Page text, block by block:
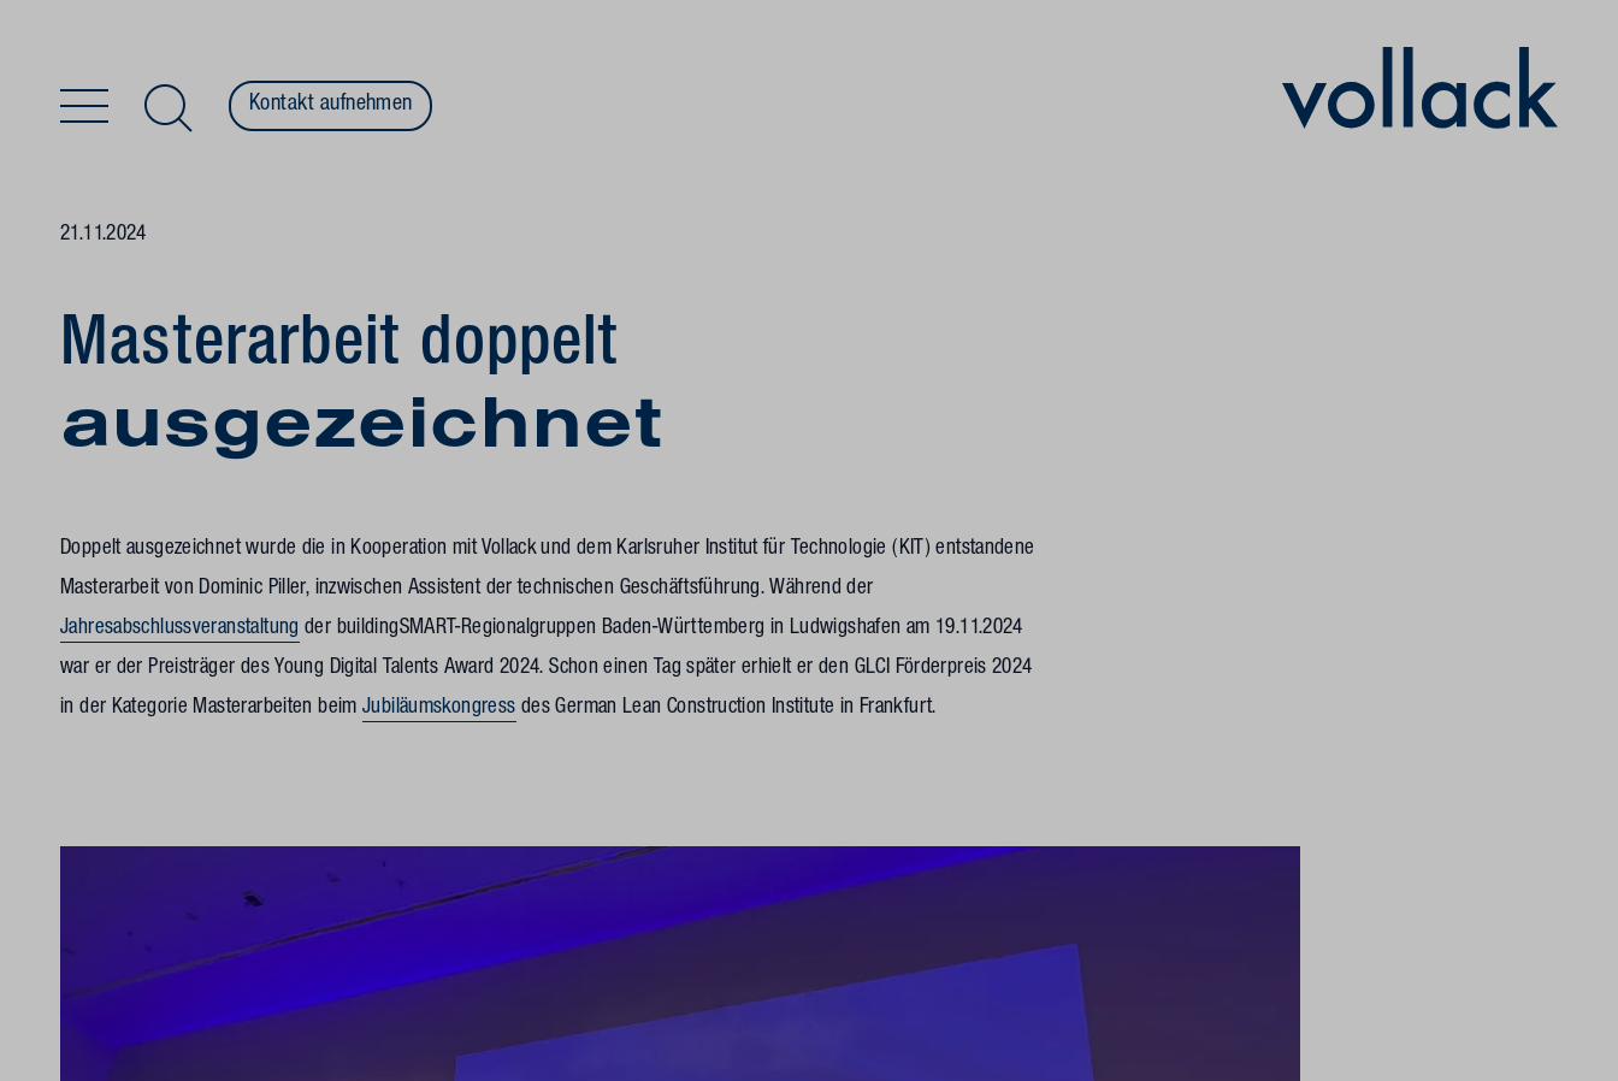
Kontakt aufnehmen
21.11.2024
Masterarbeit doppelt
ausgezeichnet
Doppelt ausgezeichnet wurde die in Kooperation mit Vollack und dem Karlsruher Institut für Technologie (KIT) entstandene
Masterarbeit von Dominic Piller, inzwischen Assistent der technischen Geschäftsführung. Während der
Jahresabschlussveranstaltung der buildingSMART-Regionalgruppen Baden-Württemberg in Ludwigshafen am 19.11.2024
war er der Preisträger des Young Digital Talents Award 2024. Schon einen Tag später erhielt er den GLCI Förderpreis 2024
in der Kategorie Masterarbeiten beimJubiläumskongress des German Lean Construction Institute in Frankfurt.